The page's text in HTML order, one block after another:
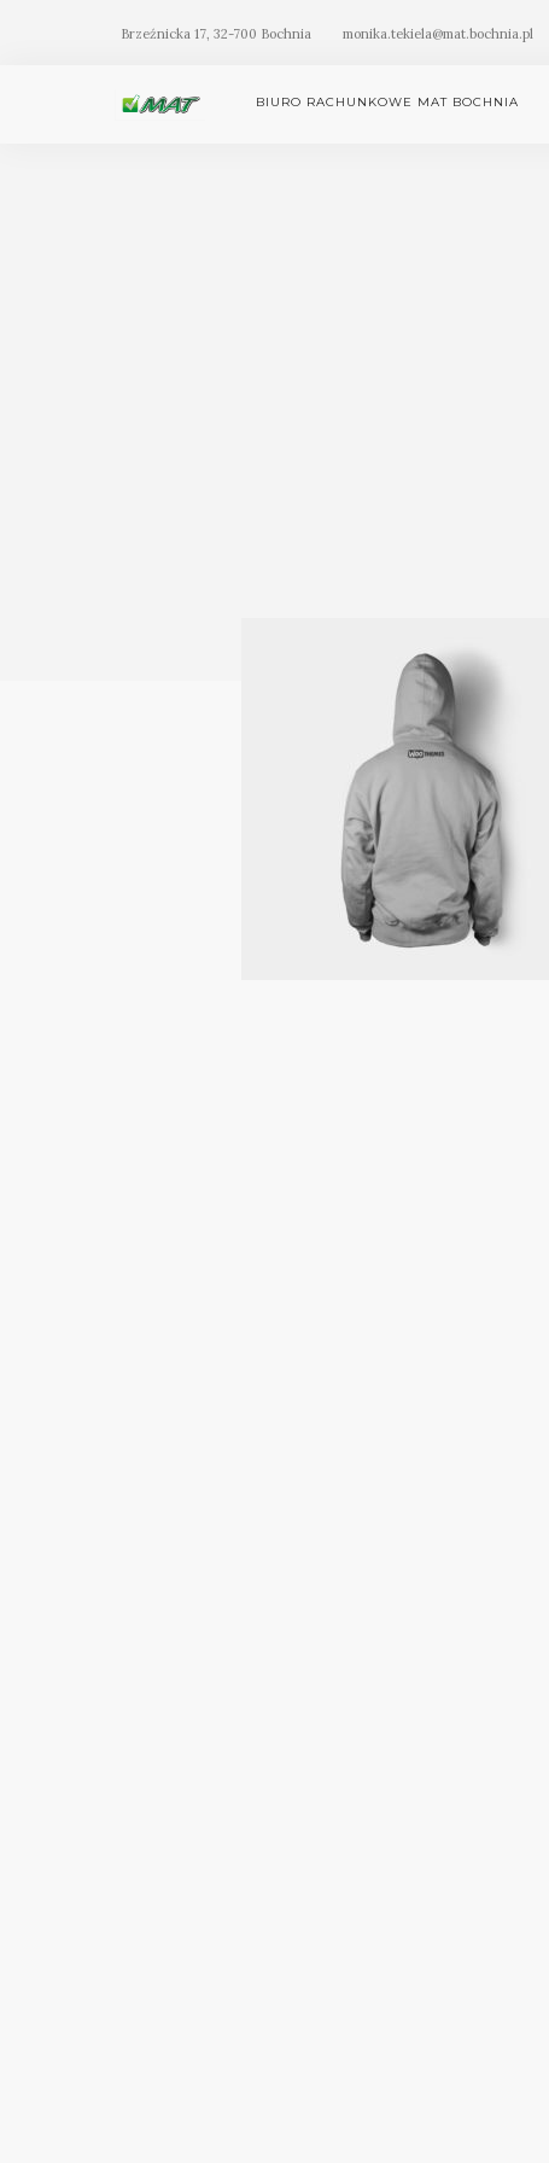
Brzeźnicka 17, 32-700 Bochnia monika.tekiela@mat.bochnia.pl
BIURO RACHUNKOWE MAT BOCHNIA